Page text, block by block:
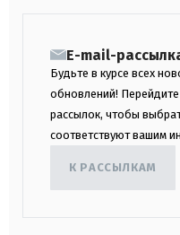
E-mail-
Будьте в курсе всех
обновлений!
рассылок, чтобы
соответствуют вашим
К РАССЫЛКАМ